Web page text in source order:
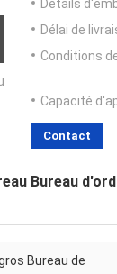
Détails
Délai de
Conditions
Capacité
Contact
Bureau
Bureau de